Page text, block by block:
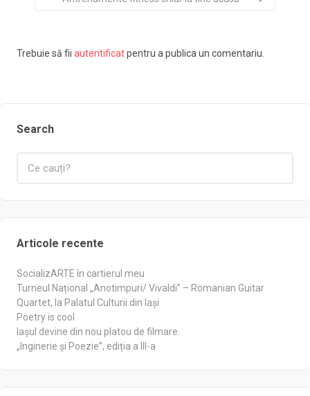
Trebuie să fii autentificatpentru a publica un comentariu.
Search
Articole recente
SocializARTE în cartierul meu
Turneul Național „Anotimpuri/ Vivaldi” – Romanian Guitar
Quartet, la Palatul Culturii din Iași
Poetry is cool
Iașul devine din nou platou de filmare.
„Inginerie și Poezie”, ediția a III-a